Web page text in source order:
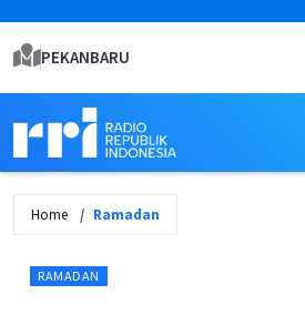
PEKANBARU
Home Ramadan
RAMADAN